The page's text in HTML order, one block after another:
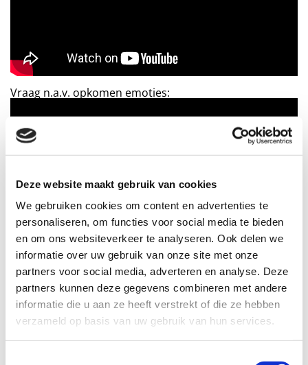
Deze website maakt gebruik van cookies
We gebruiken cookies om content en advertenties te
personaliseren, om functies voor social media te bieden
en om ons websiteverkeer te analyseren. Ook delen we
informatie over uw gebruik van onze site met onze
partners voor social media, adverteren en analyse. Deze
partners kunnen deze gegevens combineren met andere
informatie die u aan ze heeft verstrekt of die ze hebben
verzameld op basis van uw gebruik van hun services.
Vraag n.a.v. opkomen emoties:
Theorie:het positieve gebruik van je overtuiging op je
Immuunsysteem